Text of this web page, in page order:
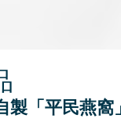
製「平民燕